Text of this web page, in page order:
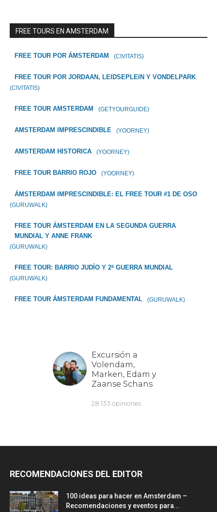
FREE TOURS EN AMSTERDAM
FREE TOUR POR ÁMSTERDAM (CIVITATIS)
FREE TOUR POR JORDAAN, LEIDSEPLEIN Y VONDELPARK
(CIVITATIS)
FREE TOUR AMSTERDAM (GETYOURGUIDE)
AMSTERDAM IMPRESCINDIBLE (YOORNEY)
AMSTERDAM HISTORICA (YOORNEY)
FREE TOUR BARRIO ROJO (YOORNEY)
ÁMSTERDAM IMPRESCINDIBLE: EL FREE TOUR #1 DE OSO
(GURUWALK)
FREE TOUR ÁMSTERDAM EN LA SEGUNDA GUERRA
MUNDIAL Y ANNE FRANK
(GURUWALK)
FREE TOUR: BARRIO JUDÍO Y 2ª GUERRA MUNDIAL
(GURUWALK)
FREE TOUR ÁMSTERDAM FUNDAMENTAL (GURUWALK)
RECOMENDACIONES DEL EDITOR
100 ideas para hacer en Amsterdam –
Recomendaciones y eventos para...